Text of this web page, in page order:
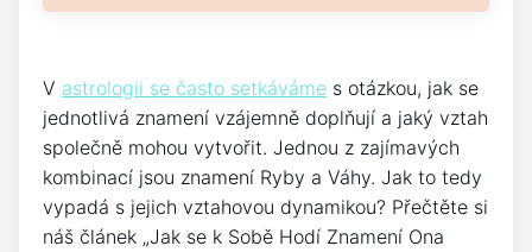
V astrologii se často setkáváme s otázkou, jak se
jednotlivá znamení vzájemně doplňují a jaký vztah
společně mohou vytvořit. Jednou z zajímavých
kombinací jsou znamení Ryby a Váhy. Jak to tedy
vypadá s jejich vztahovou dynamikou? Přečtěte si
náš článek „Jak se k Sobě Hodí Znamení Ona